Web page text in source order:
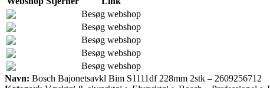
Besøg webshop
Besøg webshop
Besøg webshop
Besøg webshop
Besøg webshop
Navn: Bosch Bajonetsavkl Bim S1111df 228mm 2stk – 2609256712